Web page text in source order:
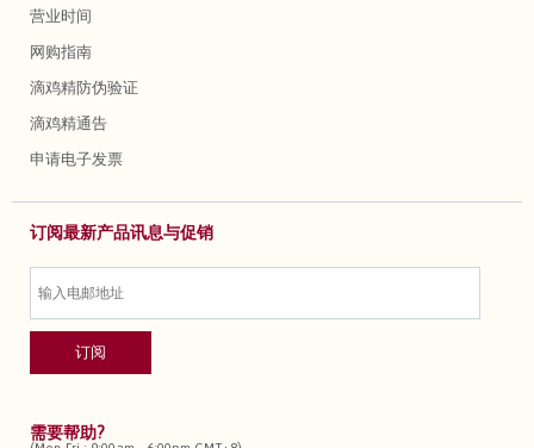
营业时间
网购指南
滴鸡精防伪验证
滴鸡精通告
申请电子发票
订阅最新产品讯息与促销
需要帮助?